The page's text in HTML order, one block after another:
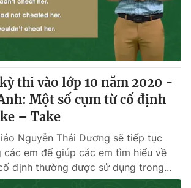
thi vào lớp 10 năm 2020 -
Một số cụm từ cố định
– Take
Nguyễn Thái Dương sẽ tiếp tục
các em để giúp các em tìm hiểu về
định thường được sử dụng trong...